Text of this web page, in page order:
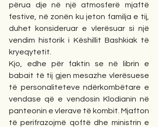
përua dje në një atmosferë mjaftë
festive, në zonën ku jeton familja e tij,
duhet konsideruar e vlerësuar si një
vendim historik i Këshillit Bashkiak të
kryeqytetit.
Kjo, edhe për faktin se në librin e
babait të tij gjen mesazhe vlerësuese
të personaliteteve ndërkombëtare e
vendase që e vendosin Klodianin në
panteonin e vlerave të kombit. Mjafton
të perifrazojmë qoftë dhe ministrin e